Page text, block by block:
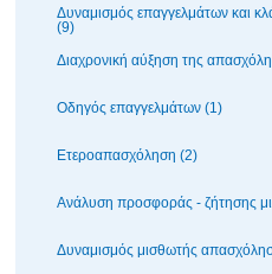
Δυναμισμός επαγγελμάτων και
(9)
Διαχρονική αύξηση της
Οδηγός επαγγελμάτων (1)
Ετεροαπασχόληση (2)
Ανάλυση προσφοράς - ζήτησης
Δυναμισμός μισθωτής